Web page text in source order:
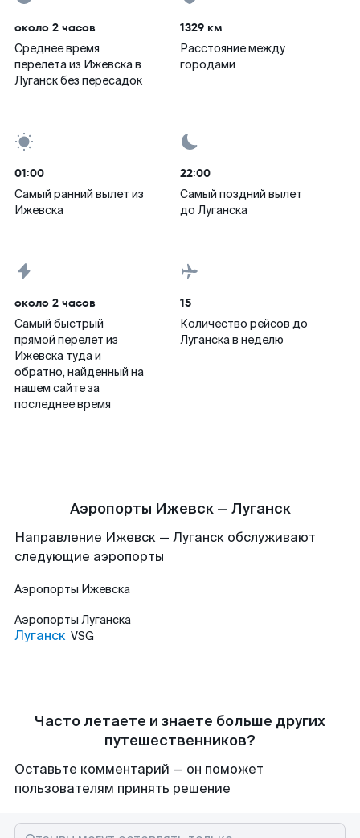
около 2 часов
Среднее время
перелета из Ижевска в
Луганск без пересадок
1329 км
Расстояние между
городами
01:00
Самый ранний вылет из
Ижевска
22:00
Самый поздний вылет
до Луганска
около 2 часов
Самый быстрый
прямой перелет из
Ижевска туда и
обратно, найденный на
нашем сайте за
последнее время
15
Количество рейсов до
Луганска в неделю
Аэропорты Ижевск — Луганск
Направление Ижевск — Луганск обслуживают
следующие аэропорты
Аэропорты Ижевска
Аэропорты Луганска
Луганск VSG
Часто летаете и знаете больше других
путешественников?
Оставьте комментарий — он поможет
пользователям принять решение